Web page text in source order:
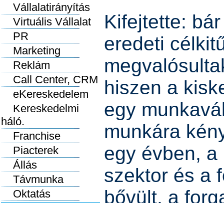
Vállalatirányítás
Virtuális Vállalat
PR
Marketing
Reklám
Call Center, CRM
eKereskedelem
Kereskedelmi
háló.
Franchise
Piacterek
Állás
Távmunka
Oktatás
Kifejtette:
eredeti
hiszen a
egy
munkára
egy évben,
szektor és a
bővült, a